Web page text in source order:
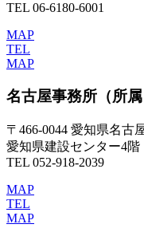
TEL 06-6180-6001
MAP
TEL
MAP
名古屋事務所 （所
〒466-0044 愛知県名古
愛知県建設センター4階
TEL 052-918-2039
MAP
TEL
MAP